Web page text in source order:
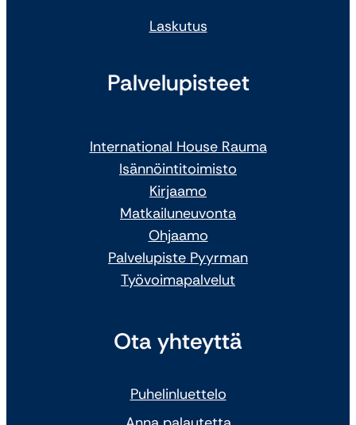
Laskutus
Palvelupisteet
International House Rauma
Isännöintitoimisto
Kirjaamo
Matkailuneuvonta
Ohjaamo
Palvelupiste Pyyrman
Työvoimapalvelut
Ota yhteyttä
Puhelinluettelo